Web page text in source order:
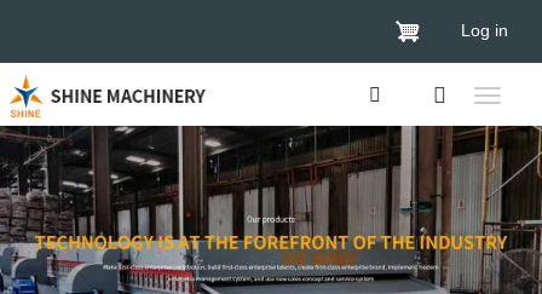
Log in